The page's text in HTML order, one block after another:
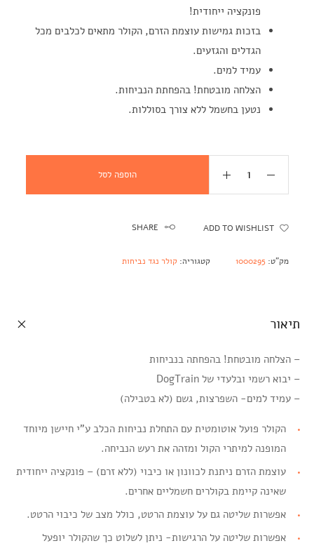
פונקציה ייחודית!
בזכות גמישות עוצמת הזרם, הקולר מתאים לכלבים מכל
הגדלים והגזעים.
עמיד למים.
הצלחה מובטחת! בהפחתת הנביחות.
נטען בחשמל ללא צורך בסוללות.
הוספה לסל
ADD TO WISHLIST
SHARE
מק"ט:1000295 קטגוריה: קולר נגד נביחות
תיאור
– הצלחה מובטחת! בהפחתה בנביחות
– יבוא רשמי ובלעדי של DogTrain
– עמיד למים- השפרצות, גשם (לא בטבילה)
הקולר פועל אוטומטית עם התחלת נביחות הכלב ע"י חיישן מיוחד
המופנה למיתרי הקול ומזהה את רעש הנביחה.
עוצמת הזרם ניתנת לכוונון או כיבוי (ללא זרם) – פונקציה ייחודית
שאינה קיימת בקולרים חשמליים אחרים.
אפשרות שליטה גם על עוצמת הרטט, כולל מצב של כיבוי הרטט.
אפשרות שליטה על הרגישות- ניתן לשלוט כך שהקולר יופעל